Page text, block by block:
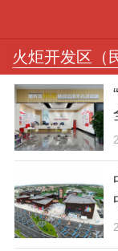
火炬开发区（
推荐